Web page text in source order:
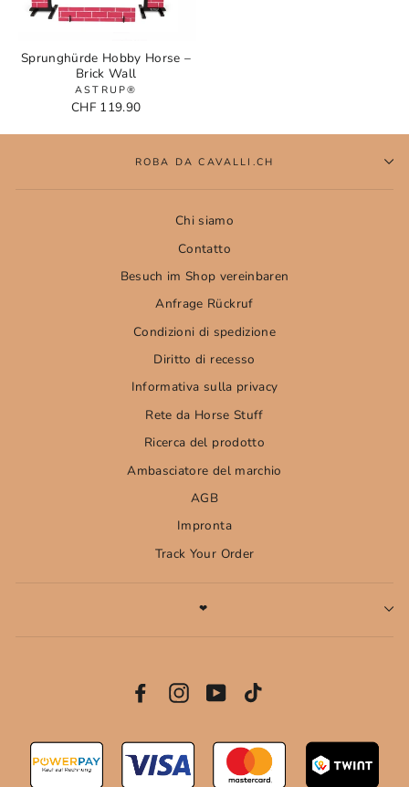
Sprunghürde Hobby Horse –
Brick Wall
ASTRUP®
CHF 119.90
ROBA DA CAVALLI.CH
Chi siamo
Contatto
Besuch im Shop vereinbaren
Anfrage Rückruf
Condizioni di spedizione
Diritto di recesso
Informativa sulla privacy
Rete da Horse Stuff
Ricerca del prodotto
Ambasciatore del marchio
AGB
Impronta
Track Your Order
❤
FacebookInstagramYouTube